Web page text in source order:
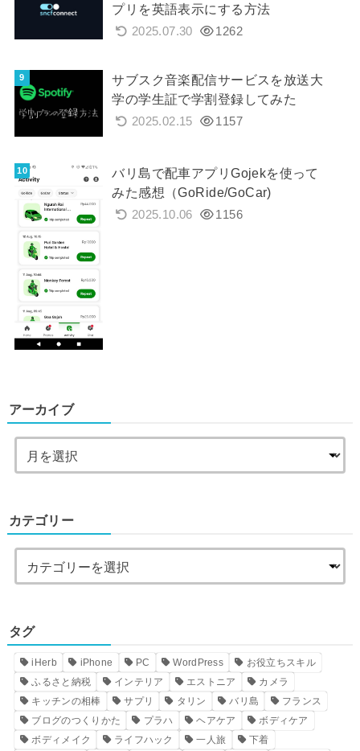
プリを英語表示にする方法
2025.07.30 1262
サブスク音楽配信サービスを放送大
学の学生証で学割登録してみた
2025.02.15 1157
バリ島で配車アプリGojekを使って
みた感想（GoRide/GoCar)
2025.10.06 1156
アーカイブ
カテゴリー
タグ
iHerb iPhone PC WordPress
お役立ちスキル
ふるさと納税
インテリア エストニア
カメラ
キッチンの相棒
サプリ タリン バリ島
フランス
ブログのつくりかた
プラハ ヘアケア
ボディケア
ボディメイク
ライフハック 一人旅 下着